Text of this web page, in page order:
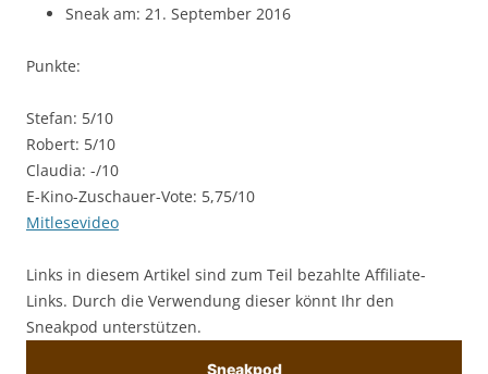
Sneak am: 21. September 2016
Punkte:
Stefan: 5/10
Robert: 5/10
Claudia: -/10
E-Kino-Zuschauer-Vote: 5,75/10
Mitlesevideo
Links in diesem Artikel sind zum Teil bezahlte Affiliate-
Links. Durch die Verwendung dieser könnt Ihr den
Sneakpod unterstützen.